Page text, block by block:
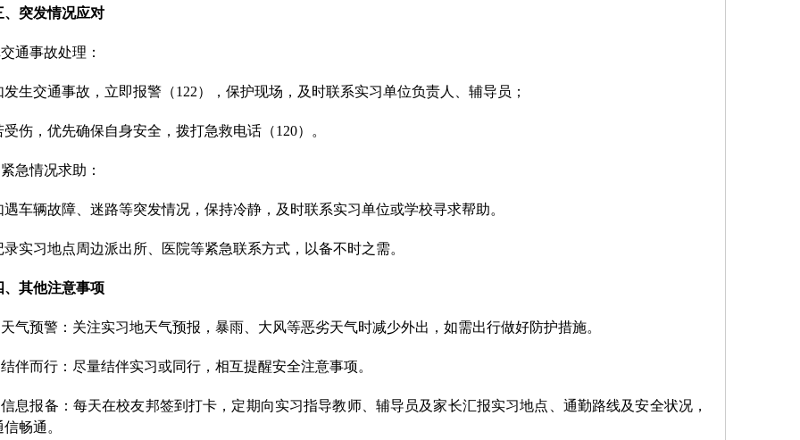
突发情况应对
交通事故处理：
发生交通事故，立即报警（122），保护现场，及时联系实习单位负责人 辅导员 ；
受伤，优先确保自身安全，拨打急救电话（120）。
紧急情况求助：
遇车辆故障、迷路等突发情况，保持冷静，及时联系实习单位或学校寻求帮助。
录实习地点周边派出所、医院等紧急联系方式，以备不时之需。
、其他注意事项
气预警：关注实习地天气预报，暴雨、大风等恶劣天气时减少外出，如需出行做好防护措施。
伴而行：尽量结伴实习或同行，相互提醒安全注意事项。
息报备： 每天在校友邦签到打卡， 定期向实习指导教师、 辅导员及家长汇报实习地点、通勤路线及安全状况，
信畅通 。